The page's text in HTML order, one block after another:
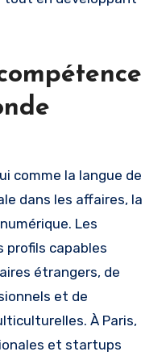
comme la langue de
dans les affaires, la
Les
profils capables
étrangers, de
et de
À Paris,
et startups